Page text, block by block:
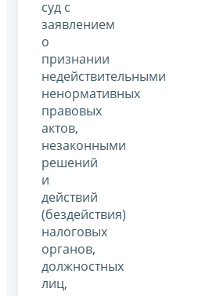
суд с
заявлением
о
признании
недействительными
ненормативных
правовых
актов,
незаконными
решений
и
действий
(бездействия)
налоговых
органов,
должностных
лиц,